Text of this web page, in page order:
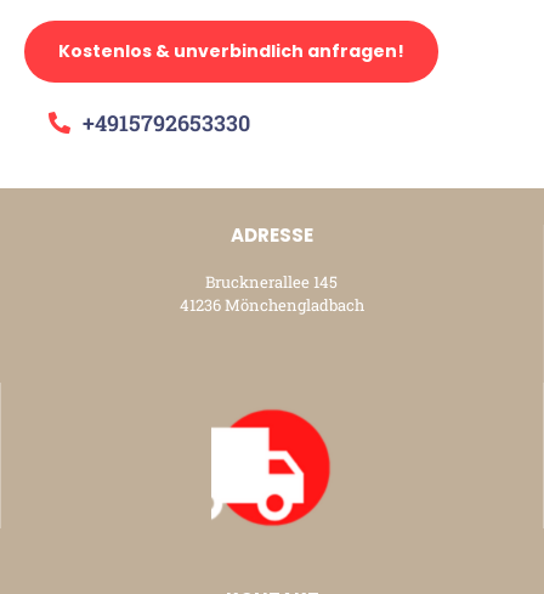
Kostenlos & unverbindlich anfragen!
+4915792653330
ADRESSE
Brucknerallee 145
41236 Mönchengladbach